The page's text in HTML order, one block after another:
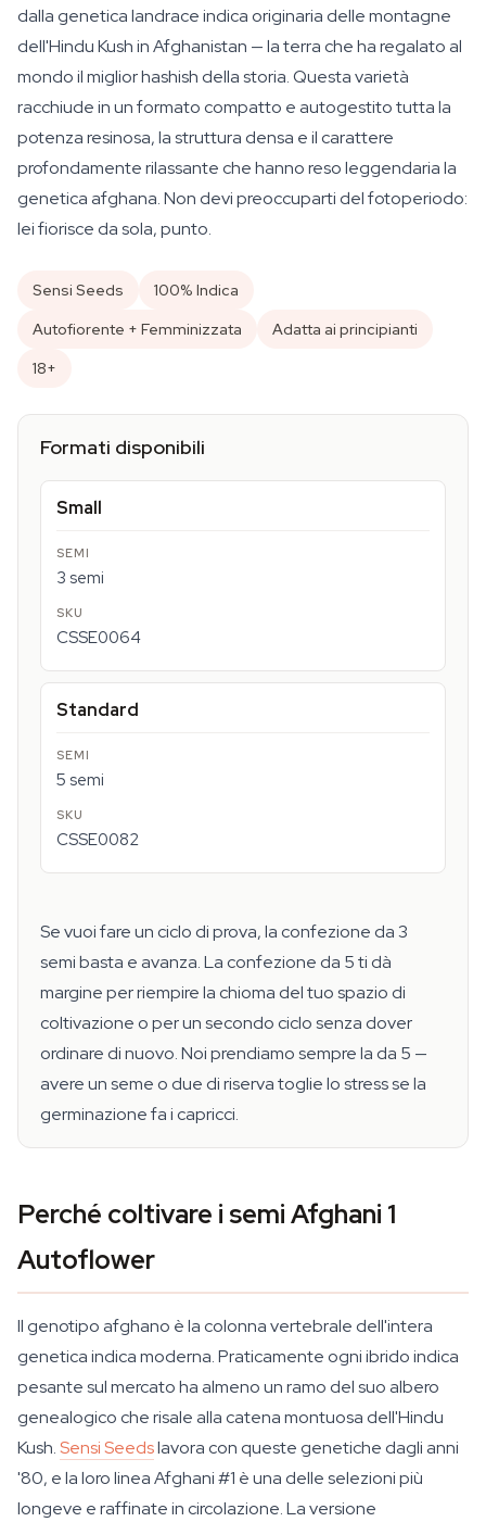
dalla genetica landrace indica originaria delle montagne
dell'Hindu Kush in Afghanistan — la terra che ha regalato al
mondo il miglior hashish della storia. Questa varietà
racchiude in un formato compatto e autogestito tutta la
potenza resinosa, la struttura densa e il carattere
profondamente rilassante che hanno reso leggendaria la
genetica afghana. Non devi preoccuparti del fotoperiodo:
lei fiorisce da sola, punto.
Sensi Seeds
100% Indica
Autofiorente + Femminizzata
Adatta ai principianti
18+
Formati disponibili
Small
3 semi
CSSE0064
Standard
5 semi
CSSE0082
Se vuoi fare un ciclo di prova, la confezione da 3
semi basta e avanza. La confezione da 5 ti dà
margine per riempire la chioma del tuo spazio di
coltivazione o per un secondo ciclo senza dover
ordinare di nuovo. Noi prendiamo sempre la da 5 —
avere un seme o due di riserva toglie lo stress se la
germinazione fa i capricci.
Perché coltivare i semi Afghani 1
Autoflower
Il genotipo afghano è la colonna vertebrale dell'intera
genetica indica moderna. Praticamente ogni ibrido indica
pesante sul mercato ha almeno un ramo del suo albero
genealogico che risale alla catena montuosa dell'Hindu
Kush.Sensi Seedslavora con queste genetiche dagli anni
'80, e la loro linea Afghani #1 è una delle selezioni più
longeve e raffinate in circolazione. La versione